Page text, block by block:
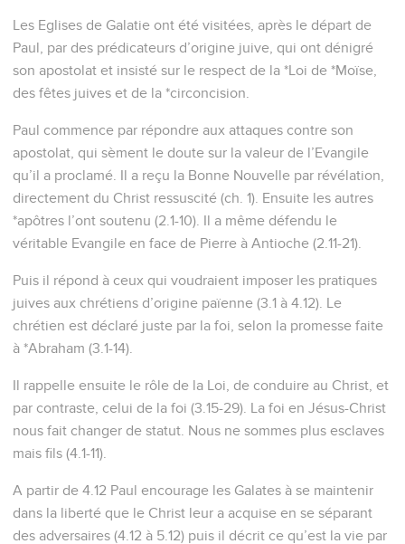
Les Eglises de Galatie ont été visitées, après le départ de
Paul, par des prédicateurs d’origine juive, qui ont dénigré
son apostolat et insisté sur le respect de la *Loi de *Moïse,
des fêtes juives et de la *circoncision.
Paul commence par répondre aux attaques contre son
apostolat, qui sèment le doute sur la valeur de l’Evangile
qu’il a proclamé. Il a reçu la Bonne Nouvelle par révélation,
directement du Christ ressuscité (ch. 1). Ensuite les autres
*apôtres l’ont soutenu (2.1-10). Il a même défendu le
véritable Evangile en face de Pierre à Antioche (2.11-21).
Puis il répond à ceux qui voudraient imposer les pratiques
juives aux chrétiens d’origine païenne (3.1 à 4.12). Le
chrétien est déclaré juste par la foi, selon la promesse faite
à *Abraham (3.1-14).
Il rappelle ensuite le rôle de la Loi, de conduire au Christ, et
par contraste, celui de la foi (3.15-29). La foi en Jésus-Christ
nous fait changer de statut. Nous ne sommes plus esclaves
mais fils (4.1-11).
A partir de 4.12 Paul encourage les Galates à se maintenir
dans la liberté que le Christ leur a acquise en se séparant
des adversaires (4.12 à 5.12) puis il décrit ce qu’est la vie par